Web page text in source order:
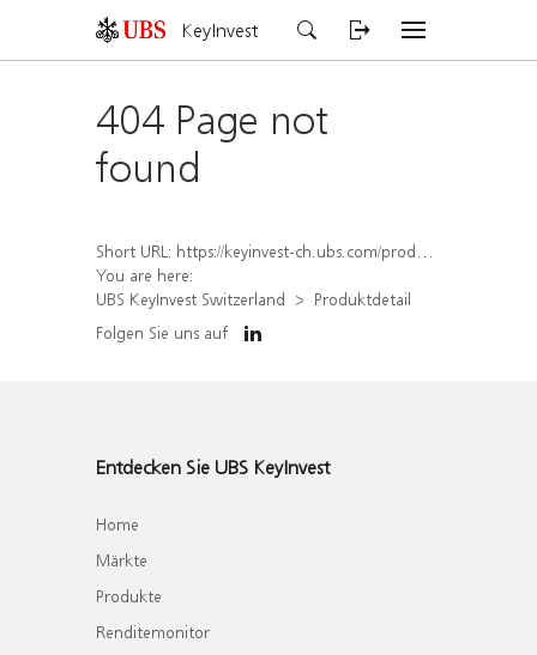
KeyInvest
404 Page not
found
Short URL: https://keyinvest-ch.ubs.com/produkt/detail/index/isin/CH1570531520
You are here:
UBS KeyInvest Switzerland
Produktdetail
Folgen Sie uns auf
Entdecken Sie UBS KeyInvest
Home
Märkte
Produkte
Renditemonitor